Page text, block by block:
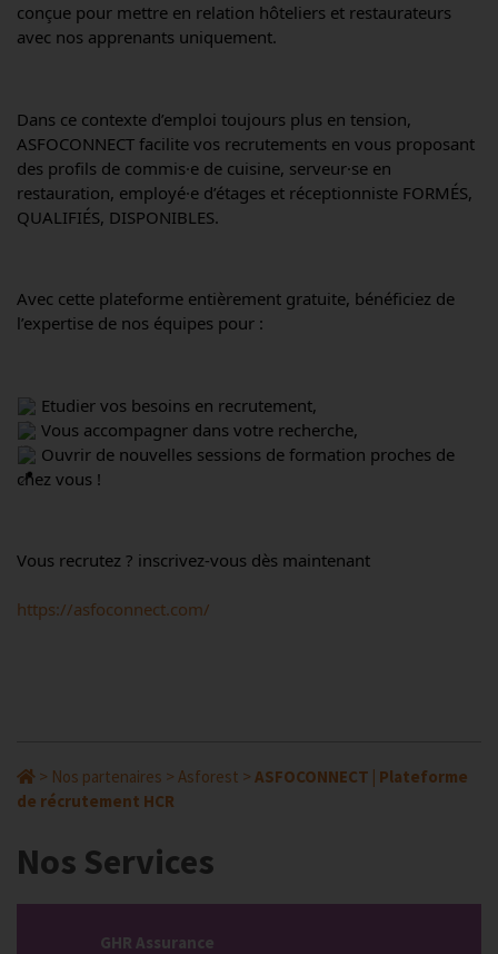
conçue pour mettre en relation hôteliers et restaurateurs
avec nos apprenants uniquement.
Dans ce contexte d’emploi toujours plus en tension,
ASFOCONNECT facilite vos recrutements en vous proposant
des profils de commis·e de cuisine, serveur·se en
restauration, employé·e d’étages et réceptionniste FORMÉS,
QUALIFIÉS, DISPONIBLES.
Avec cette plateforme entièrement gratuite, bénéficiez de
l’expertise de nos équipes pour :
Etudier vos besoins en recrutement,
Vous accompagner dans votre recherche,
Ouvrir de nouvelles sessions de formation proches de
chez vous !
Vous recrutez ? inscrivez-vous dès maintenant
https://asfoconnect.com/
> Nos partenaires > Asforest > ASFOCONNECT | Plateforme
de récrutement HCR
Nos Services
GHR Assurance